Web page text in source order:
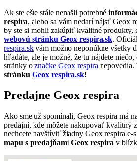
Ak ste ešte stále nenašli potrebné
respira, alebo sa vám nedarí nájsť Geox
by ste si mohli zakúpiť kvalitné produkty,
webovú stránku Geox respira.sk.
respira.sk vám možno neponúkne všetky
hľadáte, ale je možné, že tu nájdete
stránky o značke Geox respira nepovedia.
stránku Geox respira.sk!
Predajne Geox respira
Ako sme už spomínali, Geox respira má
predajní, kde môžete nakupovať kvalitný
nechcete navštíviť žiadny Geox respira e-
mapu s predajňami Geox respira v